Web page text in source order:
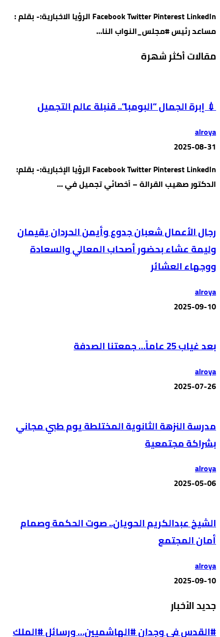
Facebook Twitter Pinterest LinkedIn الرؤيا الاخبارية:- بقلم :
مساعد رئيس #مجلس_النواب النا…
مقالات أكثر شهرة
💉 إبرة الجمال “البومبا”.. قنبلة عالم التجميل
alroya
2025-08-31
Facebook Twitter Pinterest LinkedIn الرؤيا الإخبارية:- بقلم:
الدكتور صهيب القرالة – أخصائي تجميل في …
رجال الأعمال شعبان جدوع وأيمن الحردان يقيمان
وليمة عشاء بحضور أصحاب المعالي والسعادة
ووجهاء العشائر
alroya
2025-09-10
بعد غياب 25 عاماً… جمعتنا الصدفة
alroya
2025-07-26
مدرسة النزهة الثانوية المختلطة يوم طبي مجاني
بشراكة مجتمعية
alroya
2025-05-06
الشيخ عبدالكريم الحويان.. صوت الحكمة وصمام
أمان المجتمع
alroya
2025-09-10
جديد الأخبار
#القدس في وجدان #الهاشميين… ورسائل #الملك